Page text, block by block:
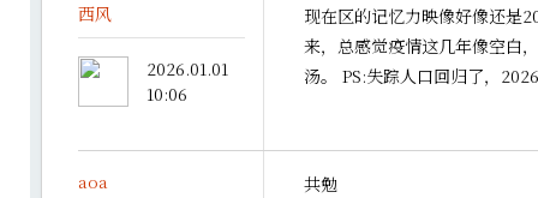
现在区的记忆力映像好像还是
来，总感觉疫情这几年像空白
汤。 PS:失踪人口回归了，
西风
2026.01.01
10:06
共勉
aoa